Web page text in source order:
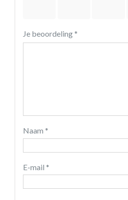
Je beoordeling *
Naam *
E-mail *